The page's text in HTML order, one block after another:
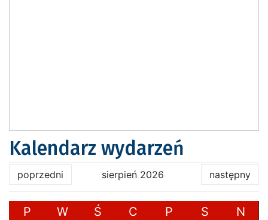
Kalendarz wydarzeń
poprzedni sierpień 2026 następny
P W Ś C P S N